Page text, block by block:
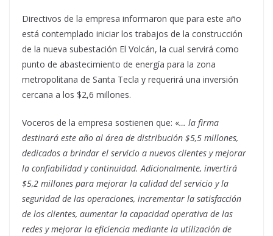
Directivos de la empresa informaron que para este año
está contemplado iniciar los trabajos de la construcción
de la nueva subestación El Volcán, la cual servirá como
punto de abastecimiento de energía para la zona
metropolitana de Santa Tecla y requerirá una inversión
cercana a los $2,6 millones.
Voceros de la empresa sostienen que: «… la firma
destinará este año al área de distribución $5,5 millones,
dedicados a brindar el servicio a nuevos clientes y mejorar
la confiabilidad y continuidad. Adicionalmente, invertirá
$5,2 millones para mejorar la calidad del servicio y la
seguridad de las operaciones, incrementar la satisfacción
de los clientes, aumentar la capacidad operativa de las
redes y mejorar la eficiencia mediante la utilización de